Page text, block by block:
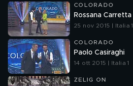
COLORADO
Rossana Carretta
25 nov 2015 | Italia 1
COLORADO
Paolo Casiraghi
14 ott 2015 | Italia 1
ZELIG ON